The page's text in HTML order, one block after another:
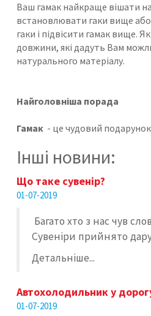
Ваш гамак найкраще вішати
встановлювати гаки вище або
гаки і підвісити гамак
довжини, які дадуть Вам
натурального матеріалу.
Найголовніша порада
Гамак- це чудовий подарунок
Інші новини:
Що таке сувенір?
01-07-2019
Багато хто з нас чув
Сувеніри прийнято
Детальніше...
Автохолодильник у
01-07-2019